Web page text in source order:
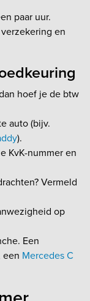
paar uur.
en
hoef je de btw
auto (bijv.
).
KvK-nummer en
Vermeld
op
Een
een Mercedes C